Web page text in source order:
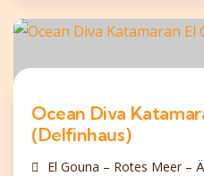
Ocean Diva
(Delfinhaus)
El Gouna – Rotes Meer –